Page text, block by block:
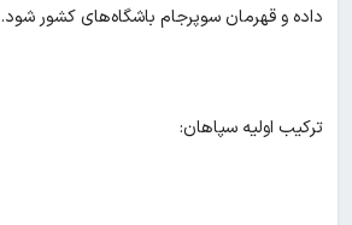
داده و قهرمان سوپرجام باشگاه‌های کشور شود.
ترکیب اولیه سپاهان: